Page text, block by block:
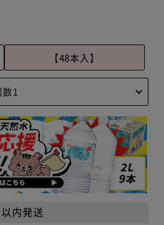
【48本入】
内発送